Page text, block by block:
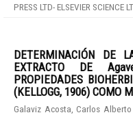
PRESS LTD- ELSEVIER SCIENCE
DETERMINACIÓN DE
EXTRACTO DE
PROPIEDADES
(KELLOGG, 1906) COMO
Galaviz Acosta, Carlos Alberto